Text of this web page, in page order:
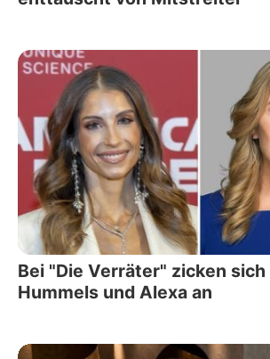
Bei "Die Verräter" zicken
Hummels und Alexa an